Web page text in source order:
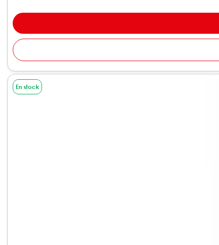
En stock